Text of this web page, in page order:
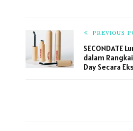
PREVIOUS
SECONDATE
dalam
Day Secara